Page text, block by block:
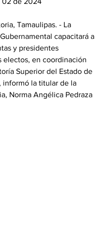
Tamaulipas. - La
capacitará a
y presidentes
electos, en coordinación
Superior del Estado de
informó la titular de la
Norma Angélica Pedraza